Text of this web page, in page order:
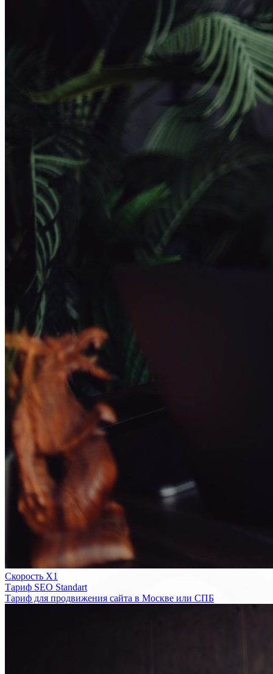
Скорость Х1
Тариф SEO Standart
Тариф для продвижения сайта в Москве или СПБ